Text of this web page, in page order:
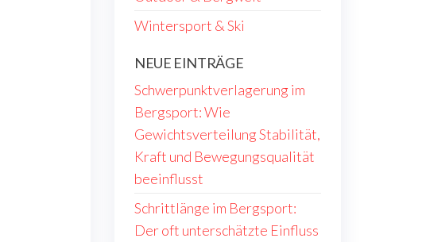
Wintersport & Ski
NEUE EINTRÄGE
Schwerpunktverlagerung im
Bergsport: Wie
Gewichtsverteilung Stabilität,
Kraft und Bewegungsqualität
beeinflusst
Schrittlänge im Bergsport:
Der oft unterschätzte Einfluss